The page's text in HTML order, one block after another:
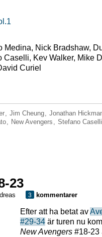
Medina, Nick Bradshaw,
Caselli, Kev Walker, Mike
Curiel
, Jim Cheung, Jonathan
, New Avengers , Stefano Caselli
23
3 kommentarer
Efter att ha betat av
#29-34 är turen nu
New Avengers #18-23